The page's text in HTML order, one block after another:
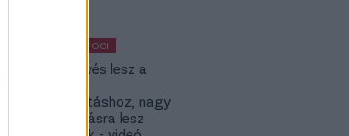
KÜLFÖLDI FOCI
KL: Ez kevés lesz a
továbbjutáshoz, nagy
feltámadásra lesz